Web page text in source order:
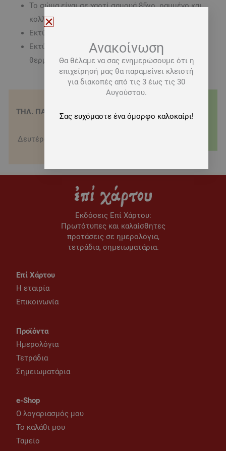
Το σώμα είναι σε χαρτί σαμουά 85γρ. ραμμένο και
κολλημένο
Εκτύπωση σώματος με την μέθοδο της Offset
Εκτύπωση εξωφύλλου με την μέθοδο της
θερμοτυπίας
ΤΗΛ. ΠΑΡΑΓΓΕΛΙΕΣ - 210
Δευτέρα-Σάββατο 09:00-
ΤΡΟΠΟΙ ΑΠΟΣΤΟΛΗΣ
Εκδόσεις Eπί Χάρτου:
Πρωτότυπες και καλαίσθητες
προτάσεις σε ημερολόγια,
τετράδια, σημειωματάρια.
Επί Χάρτου
Η εταιρία
Επικοινωνία
Προϊόντα
Ημερολόγια
Τετράδια
Σημειωματάρια
e-Shop
Ο λογαριασμός μου
Το καλάθι μου
Ταμείο
Ανακοίνωση
Θα θέλαμε να σας ενημερώσουμε ότι η
επιχείρησή μας θα παραμείνει κλειστή
για διακοπές από τις 3 έως τις 30
Αυγούστου.
Σας ευχόμαστε ένα όμορφο καλοκαίρι!